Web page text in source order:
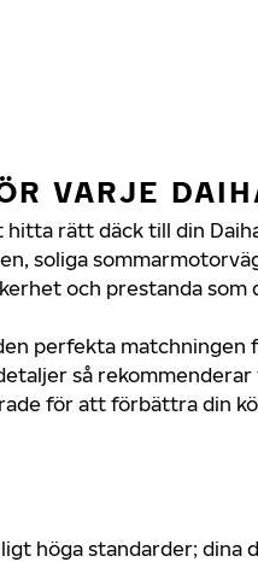
VARJE
rätt däck till din
soliga
och prestanda som
perfekta matchningen
så
för att förbättra din
höga standarder; dina